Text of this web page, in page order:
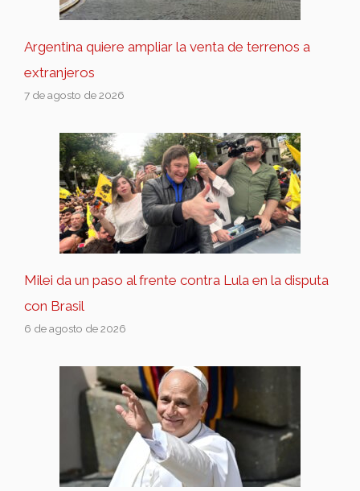
Argentina quiere ampliar la venta de terrenos a
extranjeros
7 de agosto de 2026
Milei da un paso al frente contra Lula en la disputa
con Brasil
6 de agosto de 2026